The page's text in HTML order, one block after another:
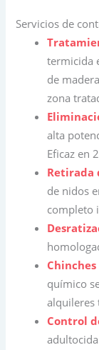
Servicios de
termicida
de
zona
alta
Eficaz en
Retirada
de nidos
completo
Chinches
químico
alquileres
Control